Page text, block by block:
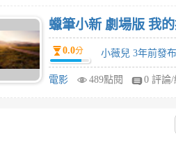
蠟筆小新 劇場版 我
0.0分 小薇兒 3年前發布
電影 489點閱 0 評論/